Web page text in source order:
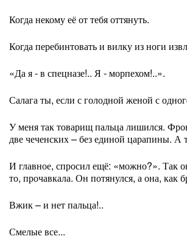
Когда некому её от тебя оттянуть.
Когда перебинтовать и вилку из ноги
«Да я - в спецназе!.. Я - морпехом!..».
Салага ты, если с голодной женой с
У меня так товарищ пальца лишился.
две чеченских – без единой царапины.
И главное, спросил ещё: «можно?». Так
то, прочавкала. Он потянулся, а она, как
Вжик – и нет пальца!..
Смелые все...